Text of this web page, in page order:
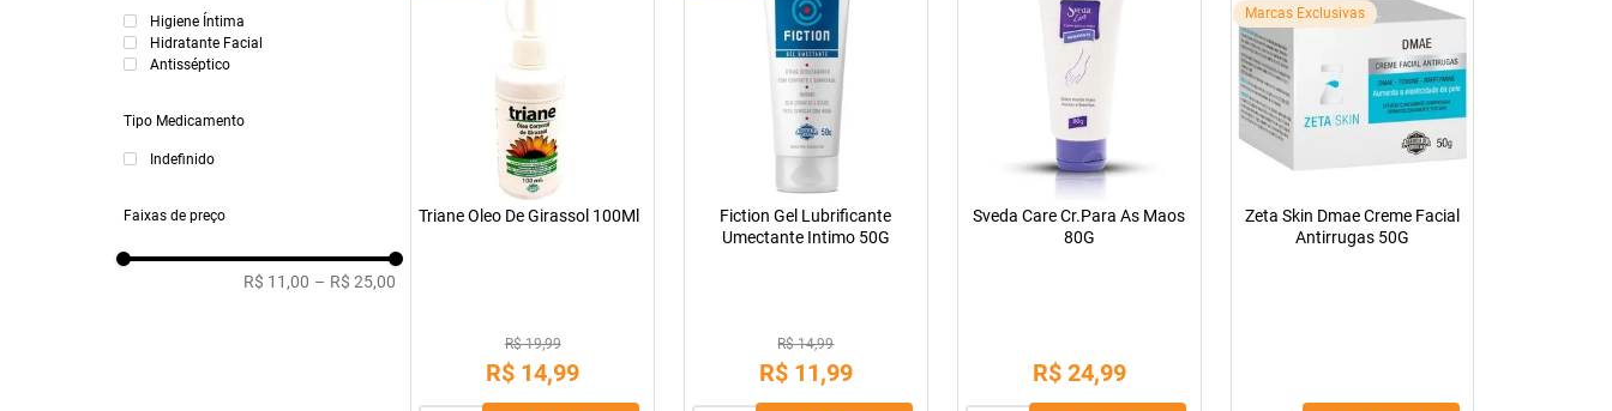
Higiene Íntima
Hidratante Facial
Antisséptico
Tipo Medicamento
Indefinido
Faixas de preço
R$ 11,00 – R$ 25,00
Triane Oleo De Girassol 100Ml
R$ 19,99
R$ 14,99
Fiction Gel Lubrificante
Umectante Intimo 50G
R$ 14,99
R$ 11,99
Sveda Care Cr.Para As Maos
80G
R$ 24,99
Marcas Exclusivas
Zeta Skin Dmae Creme Facial
Antirrugas 50G